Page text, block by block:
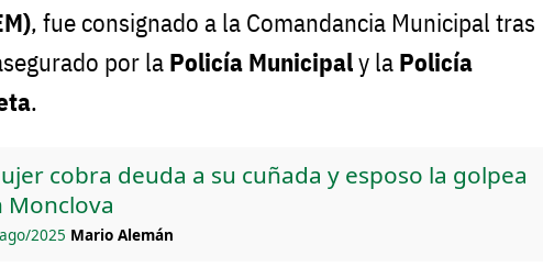
, fue consignado a la Comandancia Municipal tras
por la Policía Municipaly la Policía
.
cobra deuda a su cuñada y esposo la golpea
Monclova
2025 Mario Alemán